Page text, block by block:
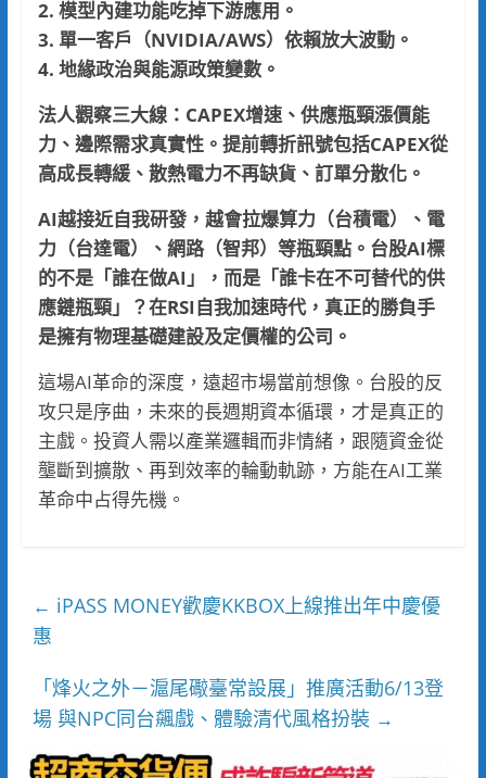
2. 模型內建功能吃掉下游應用。
3. 單一客戶（NVIDIA/AWS）依賴放大波動。
4. 地緣政治與能源政策變數。
法人觀察三大線：CAPEX增速、供應瓶頸漲價能
力、邊際需求真實性。提前轉折訊號包括CAPEX從
高成長轉緩、散熱電力不再缺貨、訂單分散化。
AI越接近自我研發，越會拉爆算力（台積電）、電
力（台達電）、網路（智邦）等瓶頸點。台股AI標
的不是「誰在做AI」，而是「誰卡在不可替代的供
應鏈瓶頸」？在RSI自我加速時代，真正的勝負手
是擁有物理基礎建設及定價權的公司。
這場AI革命的深度，遠超市場當前想像。台股的反
攻只是序曲，未來的長週期資本循環，才是真正的
主戲。投資人需以產業邏輯而非情緒，跟隨資金從
壟斷到擴散、再到效率的輪動軌跡，方能在AI工業
革命中占得先機。
← iPASS MONEY歡慶KKBOX上線推出年中慶優
惠
「烽火之外－滬尾礮臺常設展」推廣活動6/13登
場 與NPC同台飆戲、體驗清代風格扮裝 →